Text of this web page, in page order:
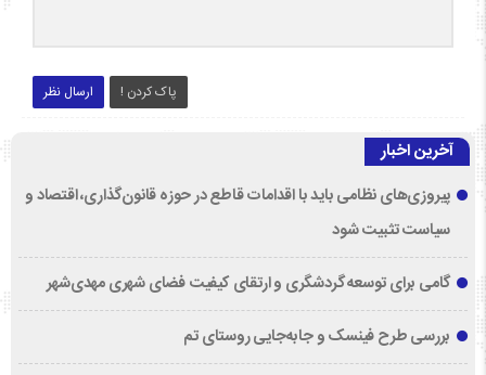
ارسال نظر پاک کردن !
آخرین اخبار
پیروزی‌های نظامی باید با اقدامات قاطع در حوزه قانون‌گذاری، اقتصاد و
سیاست تثبیت شود
گامی برای توسعه گردشگری و ارتقای کیفیت فضای شهری مهدی‌شهر
بررسی طرح فینسک و جابه‌جایی روستای تم